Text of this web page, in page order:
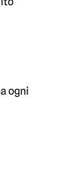
ogni